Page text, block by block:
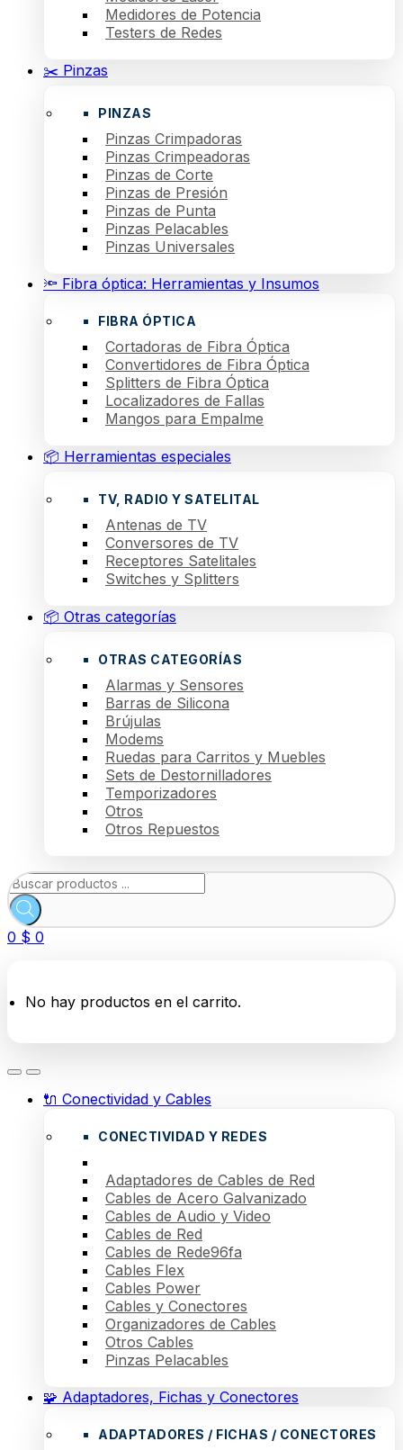
Medidores de Potencia
Testers de Redes
✂️ Pinzas
PINZAS
Pinzas Crimpadoras
Pinzas Crimpeadoras
Pinzas de Corte
Pinzas de Presión
Pinzas de Punta
Pinzas Pelacables
Pinzas Universales
🔦 Fibra óptica: Herramientas y Insumos
FIBRA ÓPTICA
Cortadoras de Fibra Óptica
Convertidores de Fibra Óptica
Splitters de Fibra Óptica
Localizadores de Fallas
Mangos para Empalme
📦 Herramientas especiales
TV, RADIO Y SATELITAL
Antenas de TV
Conversores de TV
Receptores Satelitales
Switches y Splitters
📦 Otras categorías
OTRAS CATEGORÍAS
Alarmas y Sensores
Barras de Silicona
Brújulas
Modems
Ruedas para Carritos y Muebles
Sets de Destornilladores
Temporizadores
Otros
Otros Repuestos
Búsqueda
de
productos
0 $ 0
No hay productos en el carrito.
🔌 Conectividad y Cables
CONECTIVIDAD Y REDES
Adaptadores de Cables de Red
Cables de Acero Galvanizado
Cables de Audio y Video
Cables de Red
Cables de Rede96fa
Cables Flex
Cables Power
Cables y Conectores
Organizadores de Cables
Otros Cables
Pinzas Pelacables
🧩 Adaptadores, Fichas y Conectores
ADAPTADORES / FICHAS / CONECTORES